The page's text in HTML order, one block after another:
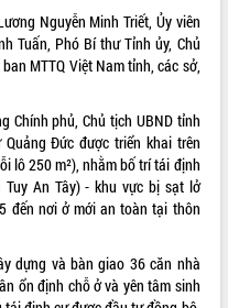
Nguyễn Minh Triết, Ủy viên
Tuấn, Phó Bí thư Tỉnh ủy, Chủ
MTTQ Việt Nam tỉnh, các sở,
Chính phủ, Chủ tịch UBND tỉnh
Đức được triển khai trên
lô 250 m²), nhằm bố trí tái định
An Tây) - khu vực bị sạt lở
đến nơi ở mới an toàn tại thôn
dựng và bàn giao 36 căn nhà
ổn định chỗ ở và yên tâm sinh